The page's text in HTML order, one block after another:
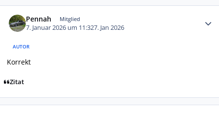
Pennah Mitglied
7. Januar 2026 um 11:327. Jan 2026
AUTOR
Korrekt
Zitat